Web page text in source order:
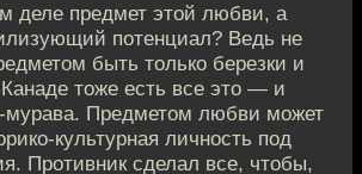
деле предмет этой любви, а
потенциал? Ведь не
быть только березки и
тоже есть все это — и
мурава. Предметом любви может
культурная личность под
Противник сделал все, чтобы,